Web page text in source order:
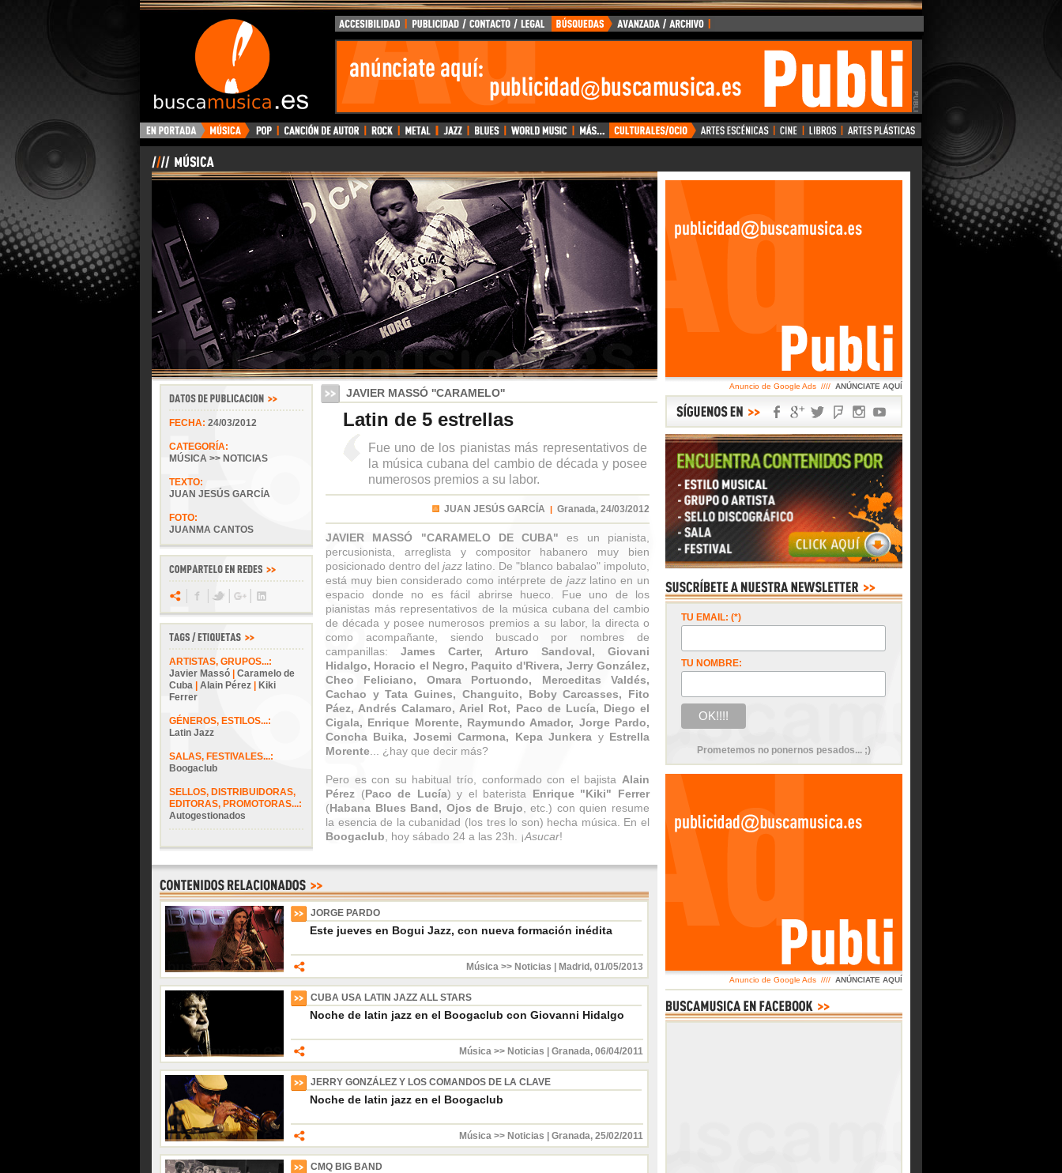
BuscaMusica.es
FECHA: 24/03/2012
CATEGORÍA:
MÚSICA >> NOTICIAS
TEXTO:
JUAN JESÚS GARCÍA
FOTO:
JUANMA CANTOS
ARTISTAS, GRUPOS...:
Javier Massó
Caramelo de
Cuba
Alain Pérez
Kiki
Ferrer
GÉNEROS, ESTILOS...:
Latin Jazz
SALAS, FESTIVALES...:
Boogaclub
SELLOS, DISTRIBUIDORAS,
EDITORAS, PROMOTORAS...:
Autogestionados
JAVIER MASSÓ ''CARAMELO''
Latin de 5 estrellas
Fue uno de los pianistas más representativos de
la música cubana del cambio de década y posee
numerosos premios a su labor.
JUAN JESÚS GARCÍA | Granada, 24/03/2012
JAVIER MASSÓ "CARAMELO DE CUBA" es un pianista,
percusionista, arreglista y compositor habanero muy bien
posicionado dentro del jazz latino. De "blanco babalao" impoluto,
está muy bien considerado como intérprete de jazzlatino en un
espacio donde no es fácil abrirse hueco. Fue uno de los
pianistas más representativos de la música cubana del cambio
de década y posee numerosos premios a su labor, la directa o
como acompañante, siendo buscado por nombres de
campanillas: James Carter, Arturo Sandoval, Giovani
Hidalgo, Horacio el Negro, Paquito d'Rivera, Jerry González,
Cheo Feliciano, Omara Portuondo, Merceditas Valdés,
Cachao y Tata Guines, Changuito, Boby Carcasses, Fito
Páez, Andrés Calamaro, Ariel Rot, Paco de Lucía, Diego el
Cigala, Enrique Morente, Raymundo Amador, Jorge Pardo,
Concha Buika, Josemi Carmona, Kepa Junkera y Estrella
Morente ... ¿hay que decir más?
Pero es con su habitual trío, conformado con el bajista Alain
Pérez (Paco de Lucía) y el baterista Enrique "Kiki" Ferrer
(Habana Blues Band, Ojos de Brujo , etc.) con quien resume
la esencia de la cubanidad (los tres lo son) hecha música. En el
Boogaclub , hoy sábado 24 a las 23h. ¡Asucar!
JORGE PARDO
Este jueves en Bogui Jazz, con nueva formación inédita
Música >> Noticias Madrid , 01/05/2013
CUBA USA LATIN JAZZ ALL STARS
Noche de latin jazz en el Boogaclub con Giovanni Hidalgo
Música >> Noticias Granada, 06/04/2011
JERRY GONZÁLEZ Y LOS COMANDOS DE LA CLAVE
Noche de latin jazz en el Boogaclub
Música >> Noticias Granada, 25/02/2011
CMQ BIG BAND
Anuncio de Google Ads //// ANÚNCIATE AQUÍ
TU EMAIL: (*)
TU NOMBRE:
Prometemos no ponernos pesados... ;)
Anuncio de Google Ads //// ANÚNCIATE AQUÍ